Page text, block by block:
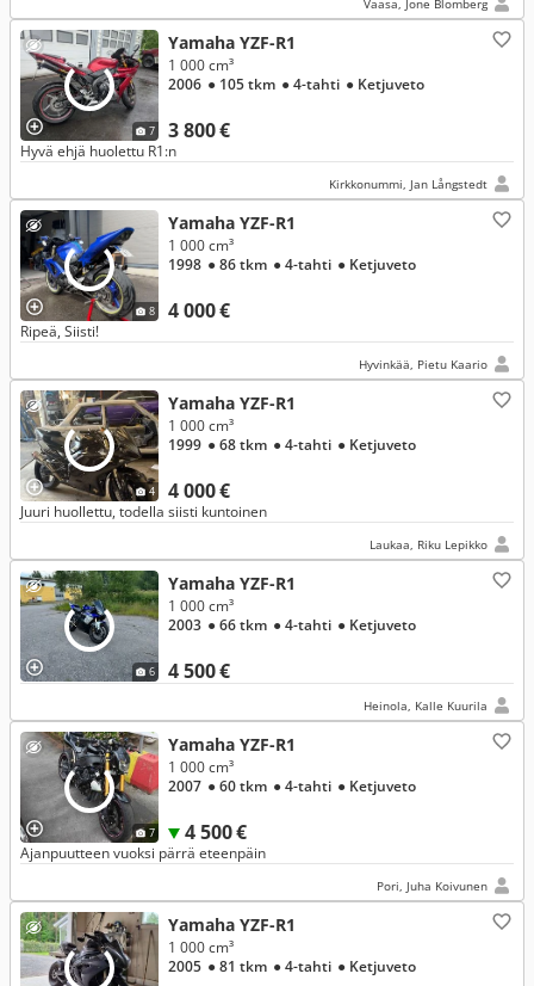
Vaasa, Jone Blomberg
7
Yamaha YZF-R1
3 800 €
1 000 cm³
2006 ● 105 tkm ● 4-tahti ● Ketjuveto
Hyvä ehjä huolettu R1:n
Kirkkonummi, Jan Långstedt
8
Yamaha YZF-R1
4 000 €
1 000 cm³
1998 ● 86 tkm ● 4-tahti ● Ketjuveto
Ripeä, Siisti!
Hyvinkää, Pietu Kaario
4
Yamaha YZF-R1
4 000 €
1 000 cm³
1999 ● 68 tkm ● 4-tahti ● Ketjuveto
Juuri huollettu, todella siisti kuntoinen
Laukaa, Riku Lepikko
6
Yamaha YZF-R1
4 500 €
1 000 cm³
2003 ● 66 tkm ● 4-tahti ● Ketjuveto
Heinola, Kalle Kuurila
7
Yamaha YZF-R1
4 500 €
1 000 cm³
2007 ● 60 tkm ● 4-tahti ● Ketjuveto
Ajanpuutteen vuoksi pärrä eteenpäin
Pori, Juha Koivunen
Yamaha YZF-R1
1 000 cm³
2005 ● 81 tkm ● 4-tahti ● Ketjuveto